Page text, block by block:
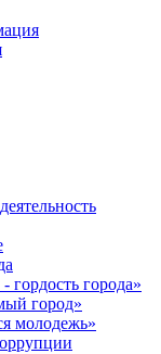
гордость города»
город»
молодежь»